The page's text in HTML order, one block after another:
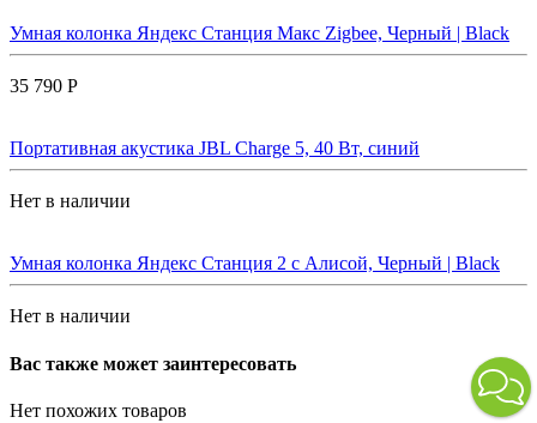
Умная колонка Яндекс Станция Макс Zigbee, Черный | Black
35 790 Р
Портативная акустика JBL Charge 5, 40 Вт, синий
Нет в наличии
Умная колонка Яндекс Станция 2 с Алисой, Черный | Black
Нет в наличии
Вас также может заинтересовать
Нет похожих товаров